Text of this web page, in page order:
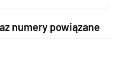
numery powiązane